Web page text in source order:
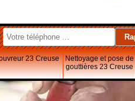
23 Creuse
Nettoyage et pose de
gouttières 23 Creuse